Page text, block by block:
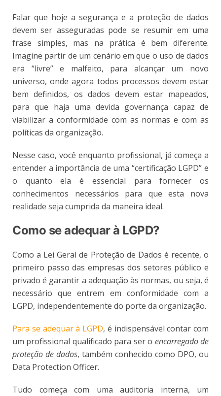
Falar que hoje a segurança e a proteção de dados
devem ser asseguradas pode se resumir em uma
frase simples, mas na prática é bem diferente.
Imagine partir de um cenário em que o uso de dados
era “livre” e malfeito, para alcançar um novo
universo, onde agora todos processos devem estar
bem definidos, os dados devem estar mapeados,
para que haja uma devida governança capaz de
viabilizar a conformidade com as normas e com as
políticas da organização.
Nesse caso, você enquanto profissional, já começa a
entender a importância de uma “certificação LGPD” e
o quanto ela é essencial para fornecer os
conhecimentos necessários para que esta nova
realidade seja cumprida da maneira ideal.
Como se adequar à LGPD?
Como a Lei Geral de Proteção de Dados é recente, o
primeiro passo das empresas dos setores público e
privado é garantir a adequação às normas, ou seja, é
necessário que entrem em conformidade com a
LGPD, independentemente do porte da organização.
Para se adequar à LGPD, é indispensável contar com
um profissional qualificado para ser o encarregado de
proteção de dados, também conhecido como DPO, ou
Data Protection Officer.
Tudo começa com uma auditoria interna, um